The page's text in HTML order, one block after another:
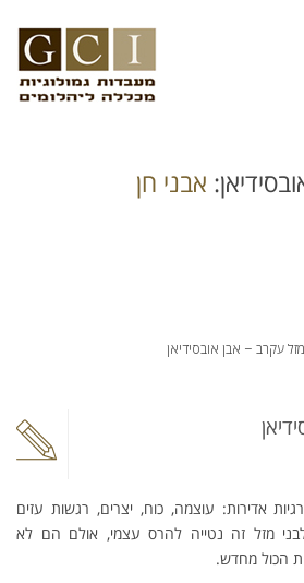
אבני חן
עקרב – אבן אובסידיאן
אדירות: עוצמה, כוח, יצרים, רגשות עזים
מזל זה נטייה להרס עצמי, אולם הם לא
הכול מחדש.